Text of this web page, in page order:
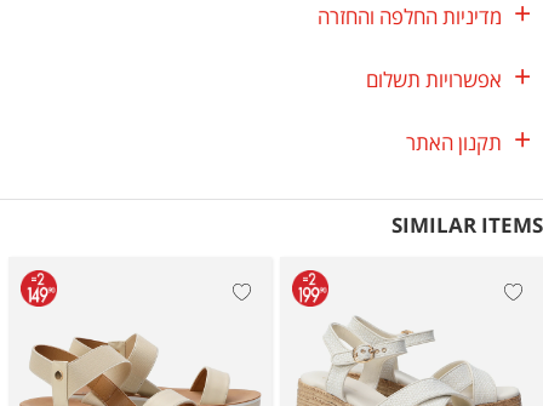
מדיניות החלפה והחזרה
אפשרויות תשלום
תקנון האתר
SIMILAR ITEMS